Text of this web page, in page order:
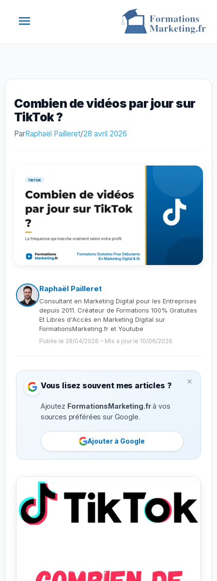
Menu
Combien de vidéos par jour sur
TikTok ?
ParRaphaël Pailleret/28 avril 2026
Raphaël Pailleret
Consultant en Marketing Digital pour les Entreprises
depuis 2011. Créateur de Formations 100% Gratuites
Et Libres d'Accès en Marketing Digital sur
FormationsMarketing.fr et Youtube
Publie le 28/04/2026 – Mis a jour le 10/06/2026
×
Vous lisez souvent mes articles ?
Ajoutez FormationsMarketing.frà vos
sources préférées sur Google.
Ajouter à Google